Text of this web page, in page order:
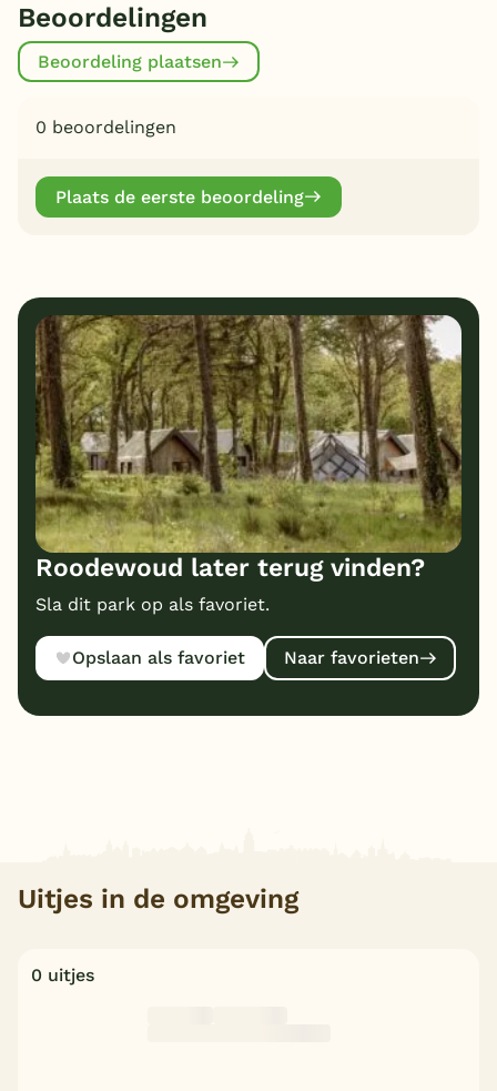
Beoordelingen
Beoordeling plaatsen
0 beoordelingen
Plaats de eerste beoordeling
Roodewoud later terug vinden?
Sla dit park op als favoriet.
Opslaan als favoriet Naar favorieten
Uitjes in de omgeving
0 uitjes